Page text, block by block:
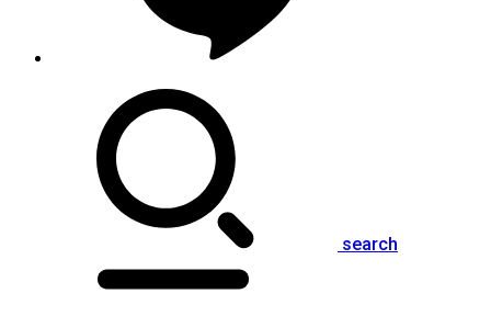
search